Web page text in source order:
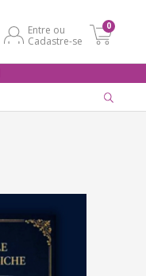
Entre ou
Cadastre-se
0